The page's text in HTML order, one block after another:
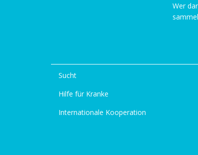
Wer
Sucht
Hilfe für Kranke
Internationale Kooperation